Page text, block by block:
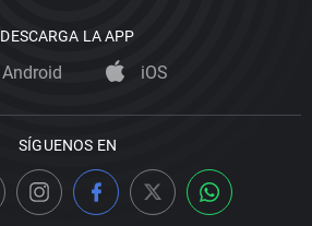
DESCARGA LA APP
Android iOS
SÍGUENOS EN